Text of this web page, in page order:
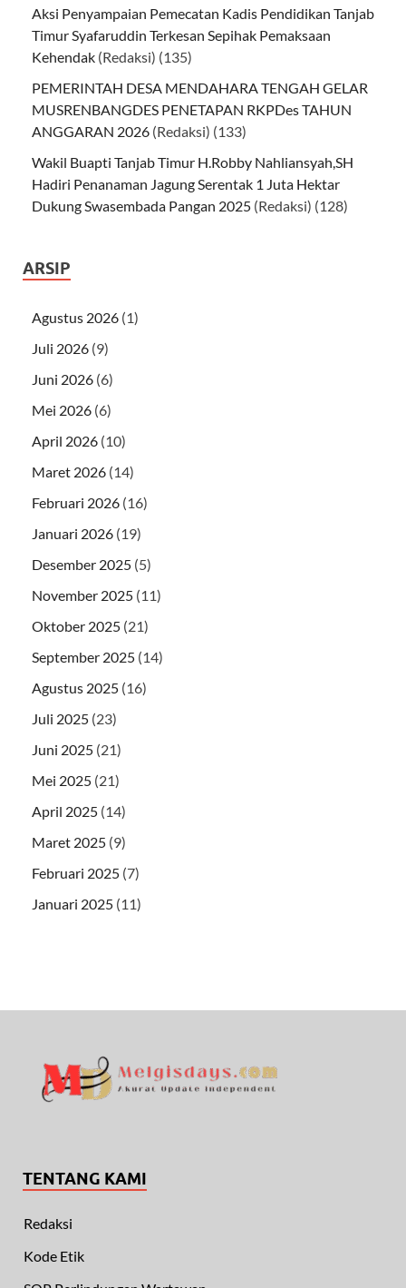
Aksi Penyampaian Pemecatan Kadis Pendidikan Tanjab
Timur Syafaruddin Terkesan Sepihak Pemaksaan
Kehendak (Redaksi) (135)
PEMERINTAH DESA MENDAHARA TENGAH GELAR
MUSRENBANGDES PENETAPAN RKPDes TAHUN
ANGGARAN 2026 (Redaksi) (133)
Wakil Buapti Tanjab Timur H.Robby Nahliansyah,SH
Hadiri Penanaman Jagung Serentak 1 Juta Hektar
Dukung Swasembada Pangan 2025 (Redaksi) (128)
ARSIP
Agustus 2026 (1)
Juli 2026 (9)
Juni 2026 (6)
Mei 2026 (6)
April 2026 (10)
Maret 2026 (14)
Februari 2026 (16)
Januari 2026 (19)
Desember 2025 (5)
November 2025 (11)
Oktober 2025 (21)
September 2025 (14)
Agustus 2025 (16)
Juli 2025 (23)
Juni 2025 (21)
Mei 2025 (21)
April 2025 (14)
Maret 2025 (9)
Februari 2025 (7)
Januari 2025 (11)
TENTANG KAMI
Redaksi
Kode Etik